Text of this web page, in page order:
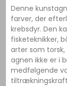
Denne
farver, der
krebsdyr. Den
fisketeknikker,
arter som
agnen ikke er i
medfølgende